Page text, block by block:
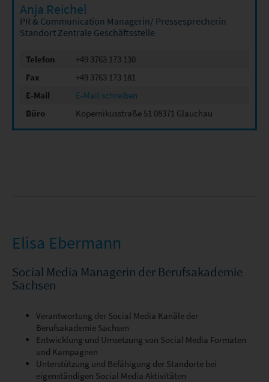
Anja Reichel
PR & Communication Managerin/ Pressesprecherin
Standort Zentrale Geschäftsstelle
Telefon
+49 3763 173 130
Fax
+49 3763 173 181
E-Mail
E-Mail schreiben
Büro
Kopernikusstraße 51 08371 Glauchau
Elisa Ebermann
Social Media Managerin der Berufsakademie
Sachsen
Verantwortung der Social Media Kanäle der
Berufsakademie Sachsen
Entwicklung und Umsetzung von Social Media Formaten
und Kampagnen
Unterstützung und Befähigung der Standorte bei
eigenständigen Social Media Aktivitäten